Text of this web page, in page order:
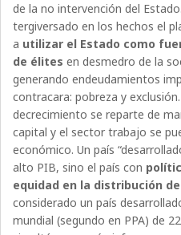
de la no intervención del
tergiversado en los hechos el
a utilizar el Estado como
de élites en desmedro de la
generando endeudamientos
contracara: pobreza y
decrecimiento se reparte de
capital y el sector trabajo se
económico. Un país
alto PIB, sino el país con
equidad en la distribución
considerado un país
mundial (segundo en PPA) de